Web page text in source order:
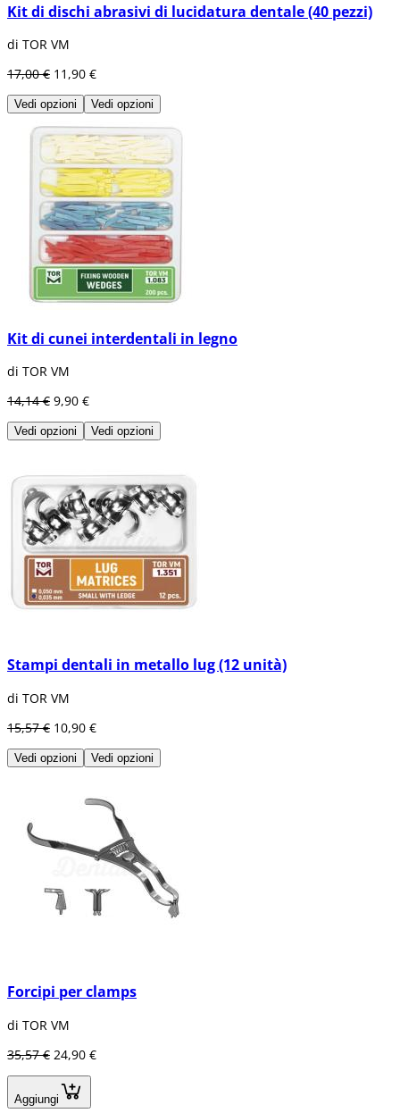
Kit di dischi abrasivi di lucidatura dentale (40 pezzi)
di TOR VM
17,00 € 11,90 €
Vedi opzioni Vedi opzioni
Kit di cunei interdentali in legno
di TOR VM
14,14 € 9,90 €
Vedi opzioni Vedi opzioni
Stampi dentali in metallo lug (12 unità)
di TOR VM
15,57 € 10,90 €
Vedi opzioni Vedi opzioni
Forcipi per clamps
di TOR VM
35,57 € 24,90 €
Aggiungi